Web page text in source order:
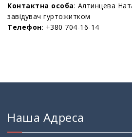
Контактна особа: Алтинцева
завідувач гуртожитком
Телефон: +380 704-16-14
Наша Адреса